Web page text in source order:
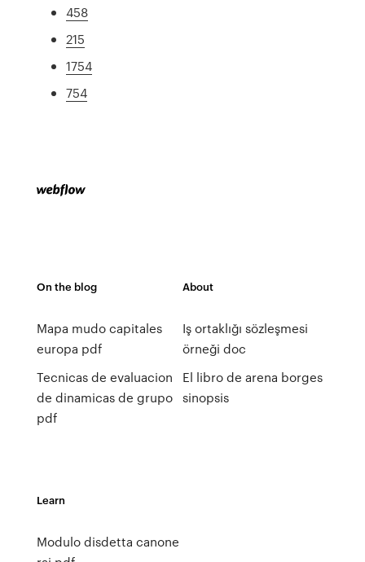
458
215
1754
754
On the blog
Mapa mudo capitales
europa pdf
Tecnicas de evaluacion
de dinamicas de grupo
pdf
About
Iş ortaklığı sözleşmesi
örneği doc
El libro de arena borges
sinopsis
Learn
Modulo disdetta canone